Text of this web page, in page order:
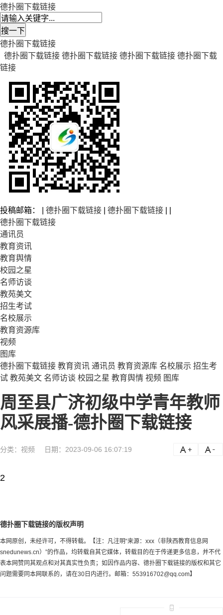
德扑圈下载链接
德扑圈下载链接
德扑圈下载链接 德扑圈下载链接 德扑圈下载链接 德扑圈下载
链接
投稿邮箱： | 德扑圈下载链接 德扑圈下载链接
德扑圈下载链接
通讯员
教育资讯
教育舆情
校园之星
名师访谈
教苑美文
招生考试
名校展示
教育资源库
视频
图库
德扑圈下载链接 教育资讯 通讯员 教育资源库 名校展示 招生考
试 教苑美文 名师访谈 校园之星 教育舆情 视频 图库
周至县广济初级中学青年教师
风采展播-德扑圈下载链接
分类： 视频 日期：2023-09-06 16:07:19
2
德扑圈下载链接的版权声明
本网原创，未经许可，不得转载。【注：凡注明“来源：xxx（非陕西教育信息网
snedunews.cn）”的作品，均转载自其它媒体，转载目的在于传递更多信息，并不代
表本网赞同其观点和对其真实性负责；如因作品内容、德扑圈下载链接的版权和其它
问题需要同本网联系的，请在30日内进行。邮箱： 553916702@qq.com】